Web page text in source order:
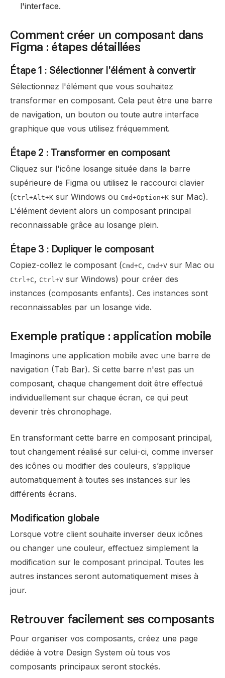
l'interface.
Comment créer un composant dans
Figma : étapes détaillées
Étape 1 : Sélectionner l'élément à convertir
Sélectionnez l'élément que vous souhaitez
transformer en composant. Cela peut être une barre
de navigation, un bouton ou toute autre interface
graphique que vous utilisez fréquemment.
Étape 2 : Transformer en composant
Cliquez sur l'icône losange située dans la barre
supérieure de Figma ou utilisez le raccourci clavier
(Ctrl+Alt+K sur Windows ou Cmd+Option+K sur Mac).
L'élément devient alors un composant principal
reconnaissable grâce au losange plein.
Étape 3 : Dupliquer le composant
Copiez-collez le composant (Cmd+C, Cmd+V sur Mac ou
Ctrl+C, Ctrl+V sur Windows) pour créer des
instances (composants enfants). Ces instances sont
reconnaissables par un losange vide.
Exemple pratique : application mobile
Imaginons une application mobile avec une barre de
navigation (Tab Bar). Si cette barre n'est pas un
composant, chaque changement doit être effectué
individuellement sur chaque écran, ce qui peut
devenir très chronophage.
En transformant cette barre en composant principal,
tout changement réalisé sur celui-ci, comme inverser
des icônes ou modifier des couleurs, s’applique
automatiquement à toutes ses instances sur les
différents écrans.
Modification globale
Lorsque votre client souhaite inverser deux icônes
ou changer une couleur, effectuez simplement la
modification sur le composant principal. Toutes les
autres instances seront automatiquement mises à
jour.
Retrouver facilement ses composants
Pour organiser vos composants, créez une page
dédiée à votre Design System où tous vos
composants principaux seront stockés.